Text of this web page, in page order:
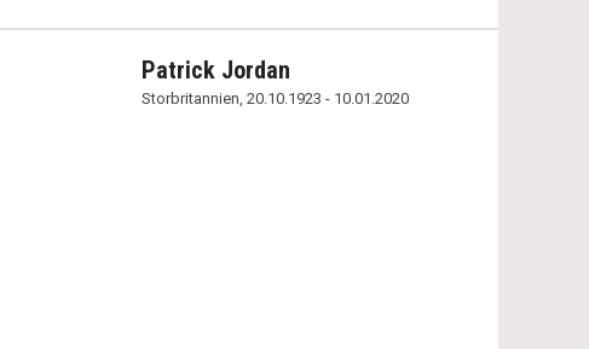
Patrick Jordan
Storbritannien, 20.10.1923 - 10.01.2020